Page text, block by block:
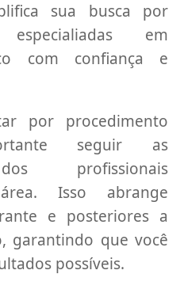
sua busca por
em
com confiança e
por procedimento
seguir as
profissionais
Isso abrange
e posteriores a
garantindo que você
possíveis.